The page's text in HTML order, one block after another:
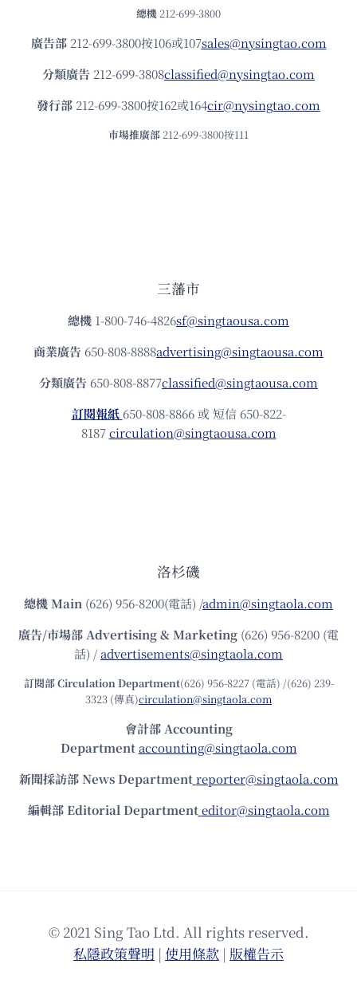
總機 212-699-3800
廣告部212-699-3800按106或107sales@nysingtao.com
分類廣告 212-699-3808classified@nysingtao.com
發⾏部 212-699-3800按162或164cir@nysingtao.com
市場推廣部 212-699-3800按111
三藩市
總機 1-800-746-4826sf@singtaousa.com
商業廣告 650-808-8888advertising@singtaousa.com
分類廣告 650-808-8877classified@singtaousa.com
訂閱報紙 650-808-8866 或 短信 650-822-
8187circulation@singtaousa.com
洛杉磯
總機Main (626) 956-8200(電話) /admin@singtaola.com
廣告/市場部Advertising & Marketing (626) 956-8200 (電
話) /advertisements@singtaola.com
訂閱部 Circulation Department(626) 956-8227 (電話) /(626) 239-
3323 (傳真)circulation@singtaola.com
會計部 Accounting
Department accounting@singtaola.com
新聞採訪部 News Department reporter@singtaola.com
編輯部 Editorial Department editor@singtaola.com
© 2021 Sing Tao Ltd. All rights reserved.
私隱政策聲明 | 使⽤條款 | 版權告⽰